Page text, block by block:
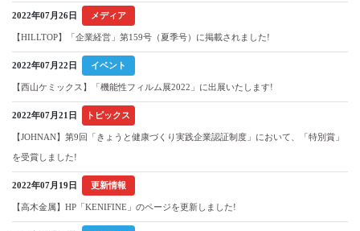
2022年07月26日 メディア
【HILLTOP】「企業経営」第159号（夏季号）に掲載されました!
2022年07月22日 イベント
【西山ケミックス】「機能性フィルム展2022」に出展いたします!
2022年07月21日 トピックス
【JOHNAN】第9回「きょうと健康づくり実践企業認証制度」において、「特別賞」
を受賞しました!
2022年07月19日 更新情報
【高木金属】HP「KENIFINE」のページを更新しました!